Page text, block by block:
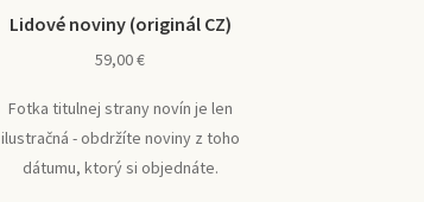
Lidové noviny (originál CZ)
59,00€
Fotka titulnej strany novín je len
ilustračná - obdržíte noviny z toho
dátumu, ktorý si objednáte.